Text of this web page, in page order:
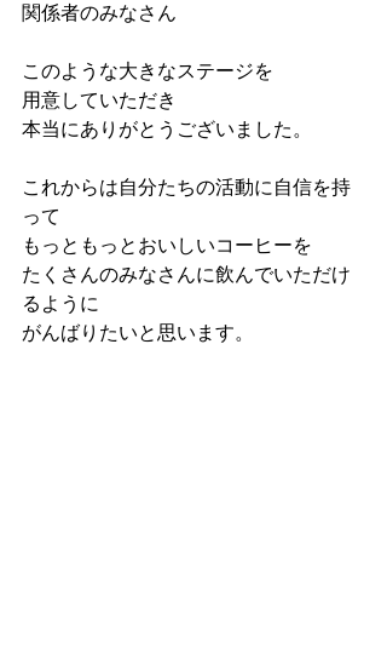
関係者のみなさん
このような大きなステージを
用意していただき
本当にありがとうございました。
これからは自分たちの活動に自信を持
って
もっともっとおいしいコーヒーを
たくさんのみなさんに飲んでいただけ
るように
がんばりたいと思います。